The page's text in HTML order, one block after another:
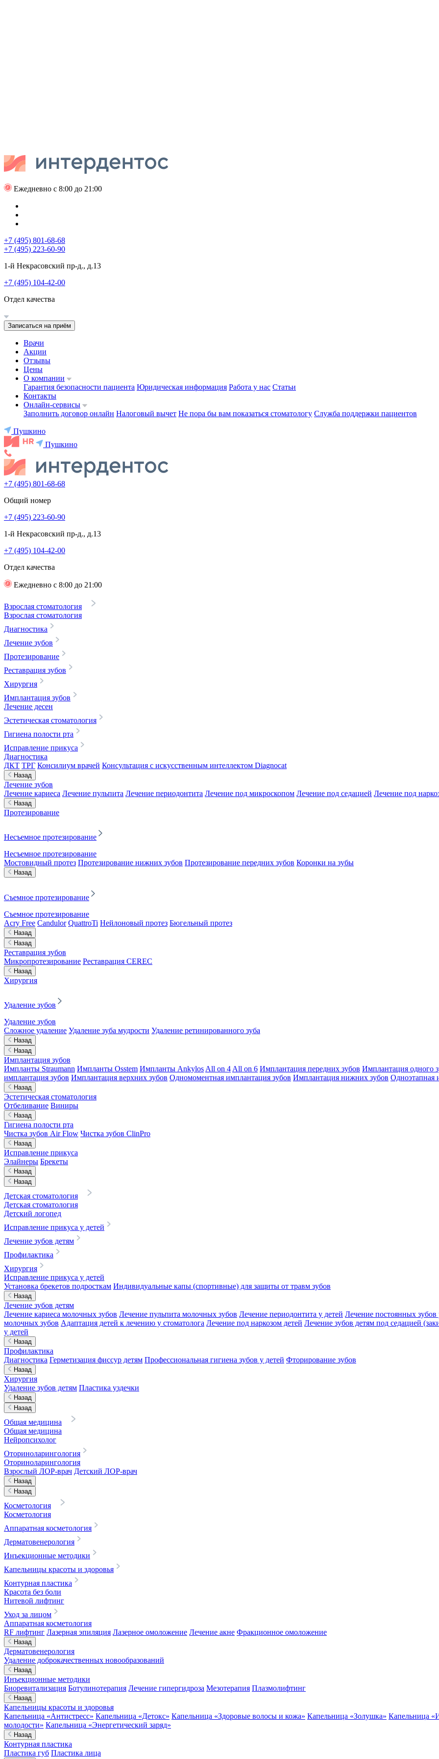
Ежедневно с 8:00 до 21:00
+7 (495) 801-68-68
+7 (495) 223-60-90
1-й Некрасовский пр-д., д.13
+7 (495) 104-42-00
Отдел качества
Записаться на приём
Врачи
Акции
Отзывы
Цены
О компании
Гарантия безопасности пациента Юридическая информация Работа у нас Статьи
Контакты
Онлайн-сервисы
Заполнить договор онлайн Налоговый вычет Не пора бы вам показаться стоматологу Служба поддержки пациентов
Пушкино
Пушкино
+7 (495) 801-68-68
Общий номер
+7 (495) 223-60-90
1-й Некрасовский пр-д., д.13
+7 (495) 104-42-00
Отдел качества
Ежедневно с 8:00 до 21:00
Взрослая стоматология
Взрослая стоматология
Диагностика
Лечение зубов
Протезирование
Реставрация зубов
Хирургия
Имплантация зубов
Лечение десен
Эстетическая стоматология
Гигиена полости рта
Исправление прикуса
Диагностика
ДКТ ТРГ Консилиум врачей Консультация с искусственным интеллектом Diagnocat
Назад
Лечение зубов
Лечение кариеса Лечение пульпита Лечение периодонтита Лечение под микроскопом Лечение под седацией Лечение под
Назад
Протезирование
Несъемное протезирование
Несъемное протезирование
Мостовидный протез Протезирование нижних зубов Протезирование передних зубов Коронки на зубы
Назад
Съемное протезирование
Съемное протезирование
Acry Free Candulor QuattroTi Нейлоновый протез Бюгельный протез
Назад
Назад
Реставрация зубов
Микропротезирование Реставрация CEREC
Назад
Хирургия
Удаление зубов
Удаление зубов
Сложное удаление Удаление зуба мудрости Удаление ретинированного зуба
Назад
Назад
Имплантация зубов
Импланты Straumann Импланты Osstem Импланты Ankylos All on 4 All on 6 Имплантация передних зубов Имплантация одного
имплантация зубов Имплантация верхних зубов Одномоментная имплантация зубов Имплантация нижних зубов Одноэтапная
Назад
Эстетическая стоматология
Отбеливание Виниры
Назад
Гигиена полости рта
Чистка зубов Air Flow Чистка зубов ClinPro
Назад
Исправление прикуса
Элайнеры Брекеты
Назад
Назад
Детская стоматология
Детская стоматология
Детский логопед
Исправление прикуса у детей
Лечение зубов детям
Профилактика
Хирургия
Исправление прикуса у детей
Установка брекетов подросткам Индивидуальные капы (спортивные) для защиты от травм зубов
Назад
Лечение зубов детям
Лечение кариеса молочных зубов Лечение пульпита молочных зубов Лечение периодонтита у детей Лечение постоянных зубов
молочных зубов Адаптация детей к лечению у стоматолога Лечение под наркозом детей Лечение зубов детям под седацией
у детей
Назад
Профилактика
Диагностика Герметизация фиссур детям Профессиональная гигиена зубов у детей Фторирование зубов
Назад
Хирургия
Удаление зубов детям Пластика уздечки
Назад
Назад
Общая медицина
Общая медицина
Нейропсихолог
Оториноларингология
Оториноларингология
Взрослый ЛОР-врач Детский ЛОР-врач
Назад
Назад
Косметология
Косметология
Аппаратная косметология
Дерматовенерология
Инъекционные методики
Капельницы красоты и здоровья
Контурная пластика
Красота без боли
Нитевой лифтинг
Уход за лицом
Аппаратная косметология
RF лифтинг Лазерная эпиляция Лазерное омоложение Лечение акне Фракционное омоложение
Назад
Дерматовенерология
Удаление доброкачественных новообразований
Назад
Инъекционные методики
Биоревитализация Ботулинотерапия Лечение гипергидроза Мезотерапия Плазмолифтинг
Назад
Капельницы красоты и здоровья
Капельница «Антистресс» Капельница «Детокс» Капельница «Здоровые волосы и кожа» Капельница «Золушка» Капельница
молодости» Капельница «Энергетический заряд»
Назад
Контурная пластика
Пластика губ Пластика лица